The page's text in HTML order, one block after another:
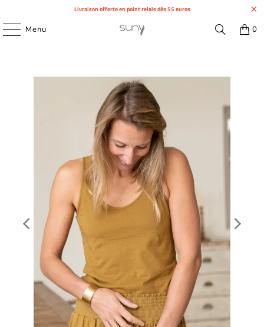
Livraison offerte en point relais dès 55 euros
Menu 0